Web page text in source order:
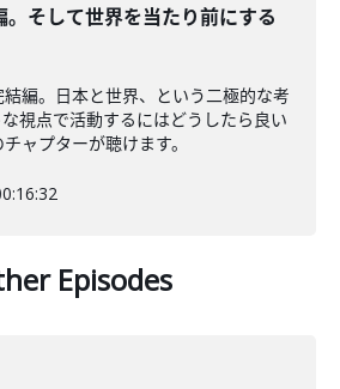
。そして世界を当たり前にする
編。日本と世界、という二極的な考
視点で活動するにはどうしたら良い
ャプターが聴けます。
Episodes